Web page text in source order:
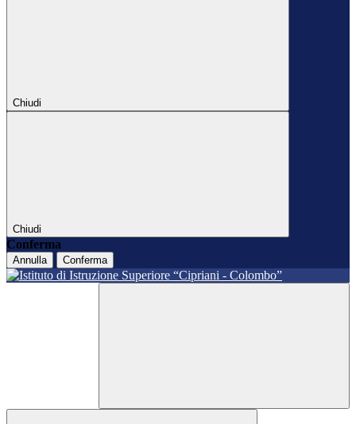
Chiudi
Chiudi
Conferma
Annulla Conferma